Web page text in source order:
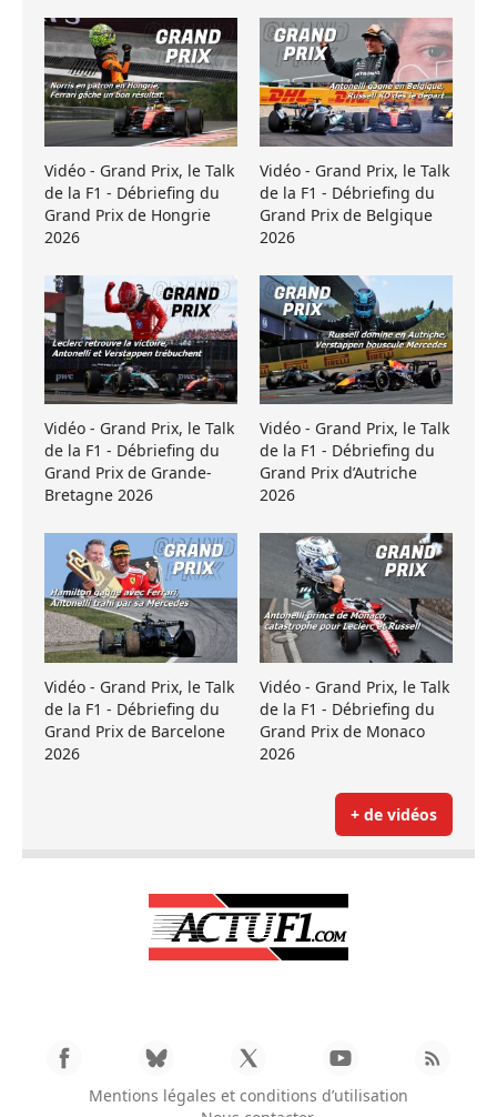
Vidéo - Grand Prix, le Talk
de la F1 - Débriefing du
Grand Prix de Hongrie
2026
Vidéo - Grand Prix, le Talk
de la F1 - Débriefing du
Grand Prix de Belgique
2026
Vidéo - Grand Prix, le Talk
de la F1 - Débriefing du
Grand Prix de Grande-
Bretagne 2026
Vidéo - Grand Prix, le Talk
de la F1 - Débriefing du
Grand Prix d’Autriche
2026
Vidéo - Grand Prix, le Talk
de la F1 - Débriefing du
Grand Prix de Barcelone
2026
Vidéo - Grand Prix, le Talk
de la F1 - Débriefing du
Grand Prix de Monaco
2026
+ de vidéos
Mentions légales et conditions d’utilisation